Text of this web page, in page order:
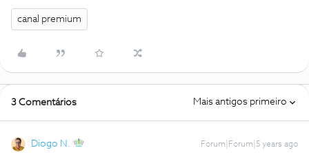
canal premium
3 Comentários Mais antigos primeiro
Diogo N. Forum|Forum|5 years ago